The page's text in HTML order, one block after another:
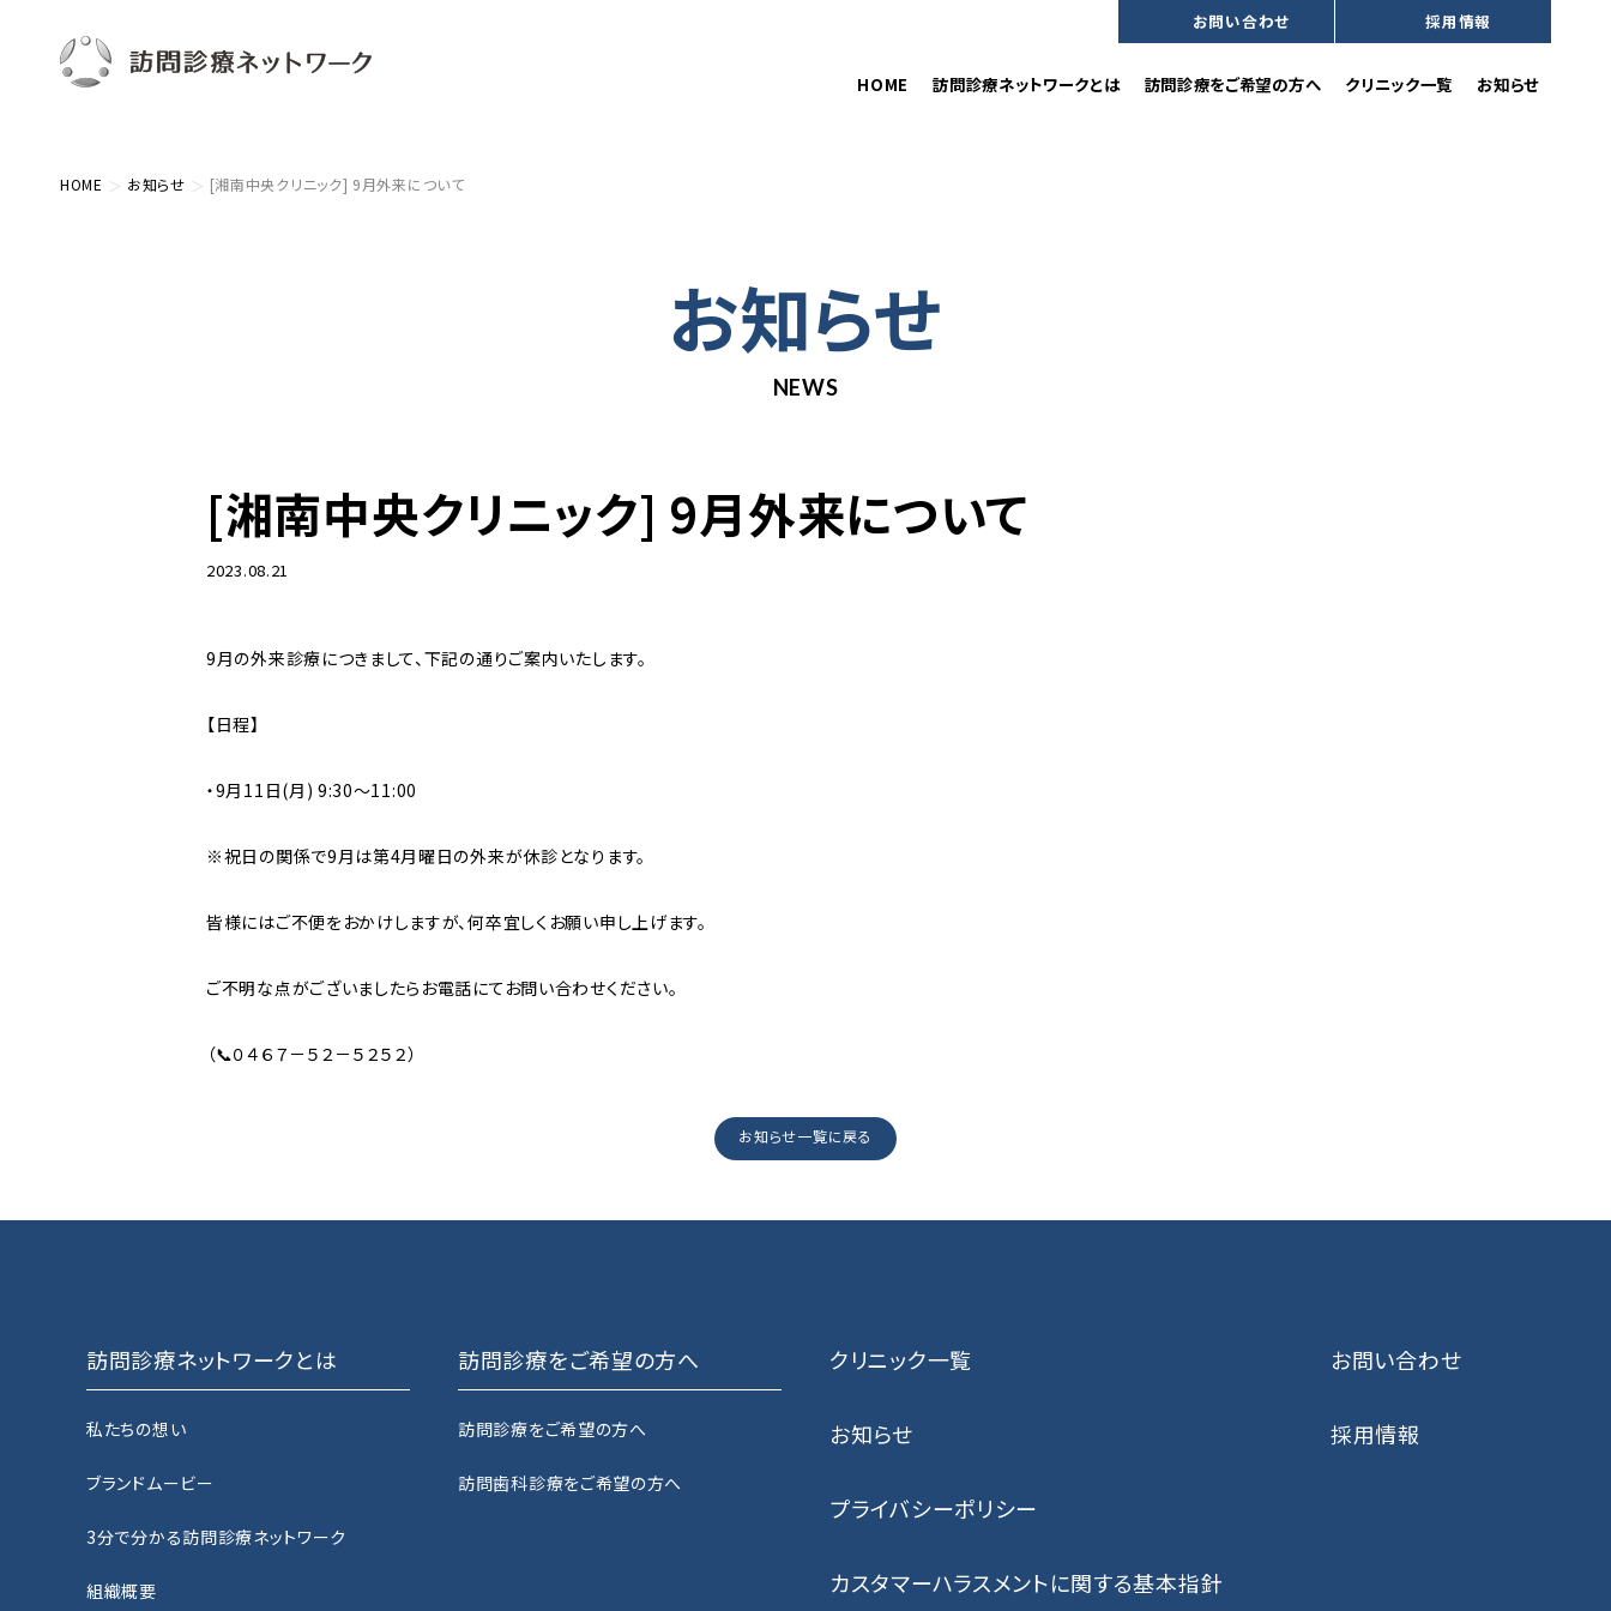
お問い合わせ 採用情報
HOME 訪問診療ネットワークとは 沿革
訪問診療をご希望の方へ
訪問診療をご希望の方へ 訪問歯科診療をご希望の方へ クリニック一覧 お知らせ
HOME お知らせ [湘南中央クリニック] 9月外来について
お知らせ
NEWS
[湘南中央クリニック] 9月外来について
2023.08.21
9月の外来診療につきまして、下記の通りご案内いたします。
【日程】
・9月11日(月) 9:30～11:00
※祝日の関係で9月は第4月曜日の外来が休診となります。
皆様にはご不便をおかけしますが、何卒宜しくお願い申し上げます。
ご不明な点がございましたらお電話にてお問い合わせください。
（📞０４６７－５２－５２５２）
お知らせ一覧に戻る
訪問診療ネットワークとは
私たちの想い
ブランドムービー
3分で分かる訪問診療ネットワーク
組織概要
訪問診療をご希望の方へ
訪問診療をご希望の方へ
訪問歯科診療をご希望の方へ
クリニック一覧
お知らせ
プライバシーポリシー
カスタマーハラスメントに関する基本指針
お問い合わせ
採用情報